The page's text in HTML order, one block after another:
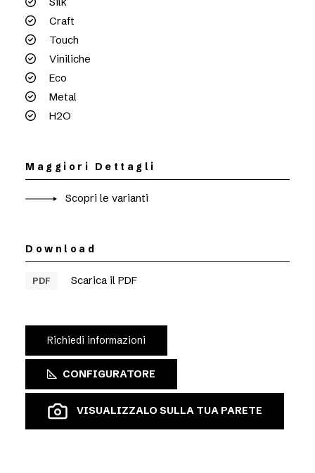
Craft
Touch
Viniliche
Eco
Metal
H2O
Maggiori Dettagli
Scopri le varianti
Download
PDF Scarica il PDF
Richiedi informazioni
CONFIGURATORE
VISUALIZZALO SULLA TUA PARETE